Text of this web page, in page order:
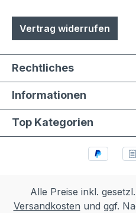
Vertrag widerrufen
Rechtliches
Informationen
Top Kategorien
Alle Preise inkl.
Versandkosten und ggf.